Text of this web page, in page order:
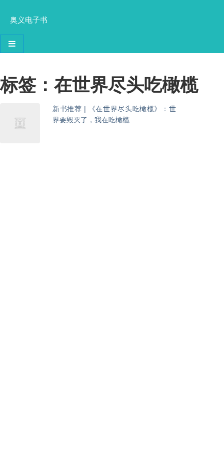
奥义电子书
导航切换
标签：在世界尽头吃橄榄
新书推荐 | 《在世界尽头吃橄榄》：世
界要毁灭了，我在吃橄榄